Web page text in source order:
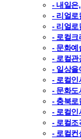
- 내일은
- 리얼로
- 리얼로
- 로컬크
- 문화예
- 로컬관
- 일상을
- 로컬인
- 문화도
- 충북로
- 로컬인
- 로컬조
- 로컬컨